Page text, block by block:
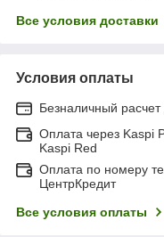
Все условия доставки
Условия оплаты
Безналичный
Оплата через Kaspi
Kaspi Red
Оплата по номеру
ЦентрКредит
Все условия оплаты